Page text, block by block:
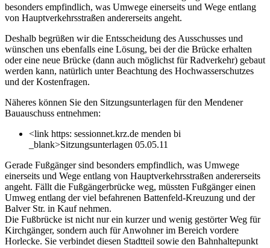
besonders empfindlich, was Umwege einerseits und Wege entlang
von Hauptverkehrsstraßen andererseits angeht.
Deshalb begrüßen wir die Entsscheidung des Ausschusses und
wünschen uns ebenfalls eine Lösung, bei der die Brücke erhalten
oder eine neue Brücke (dann auch möglichst für Radverkehr) gebaut
werden kann, natürlich unter Beachtung des Hochwasserschutzes
und der Kostenfragen.
Näheres können Sie den Sitzungsunterlagen für den Mendener
Bauauschuss entnehmen:
<link https: sessionnet.krz.de menden bi
_blank>Sitzungsunterlagen 05.05.11
Gerade Fußgänger sind besonders empfindlich, was Umwege
einerseits und Wege entlang von Hauptverkehrsstraßen andererseits
angeht. Fällt die Fußgängerbrücke weg, müssten Fußgänger einen
Umweg entlang der viel befahrenen Battenfeld-Kreuzung und der
Balver Str. in Kauf nehmen.
Die Fußbrücke ist nicht nur ein kurzer und wenig gestörter Weg für
Kirchgänger, sondern auch für Anwohner im Bereich vordere
Horlecke. Sie verbindet diesen Stadtteil sowie den Bahnhaltepunkt